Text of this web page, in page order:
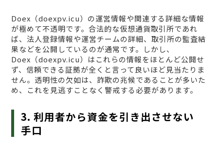
Doex（doexpv.icu）の運営情報や関連する詳細な情報
が極めて不透明です。合法的な仮想通貨取引所であれ
ば、法人登録情報や運営チームの詳細、取引所の監査結
果などを公開しているのが通常です。しかし、
Doex（doexpv.icu）はこれらの情報をほとんど公開せ
ず、信頼できる証拠が全くと言って良いほど見当たりま
せん。透明性の欠如は、詐欺の兆候であることが多いた
め、これを見逃すことなく警戒する必要があります。
3. 利用者から資金を引き出させない
手口